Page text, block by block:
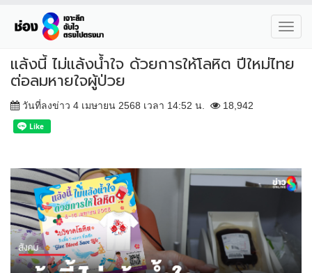
แล้งนี้ ไม่แล้งน้ำใจ ด้วยการให้โลหิต ปีใหม่ไทย
ต่อลมหายใจผู้ป่วย
วันที่ลงข่าว 4 เมษายน 2568 เวลา 14:52 น. 18,942